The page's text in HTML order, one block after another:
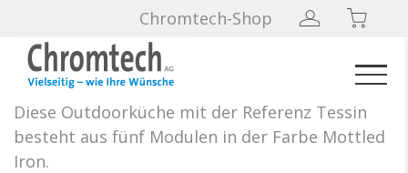
Chromtech-Shop
Aussenküche «döridenkt»,
Tessin
Diese Outdoorküche mit der Referenz Tessin
besteht aus fünf Modulen in der Farbe Mottled
Iron.